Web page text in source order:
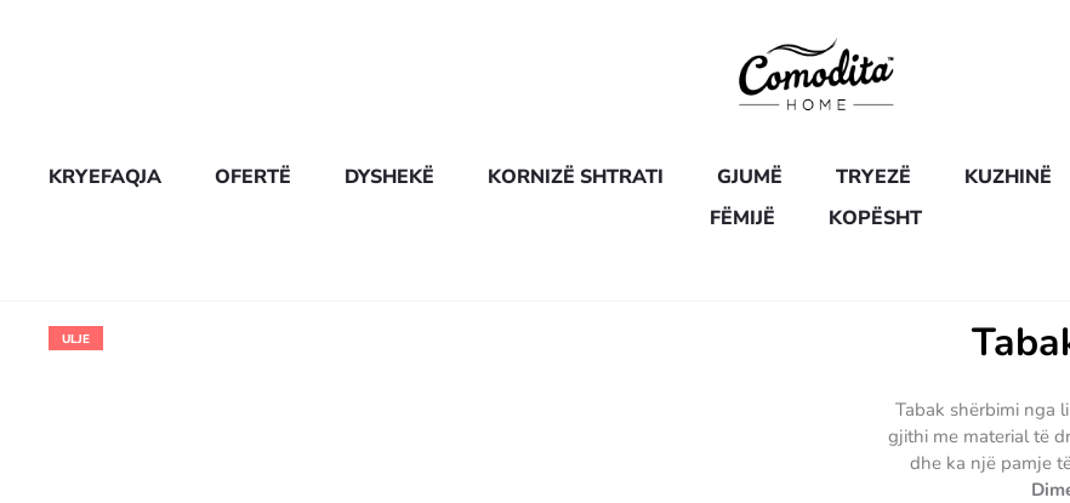
KRYEFAQJA OFERTË DYSHEKË KORNIZË SHTRATI GJUMË TRYEZË KUZHINË
FËMIJË
KOPËSHT
ULJE
Tabak shërbimi nga
gjithi me material të
dhe ka një pamje